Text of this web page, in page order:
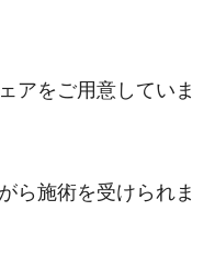
アをご用意していま
ら施術を受けられま